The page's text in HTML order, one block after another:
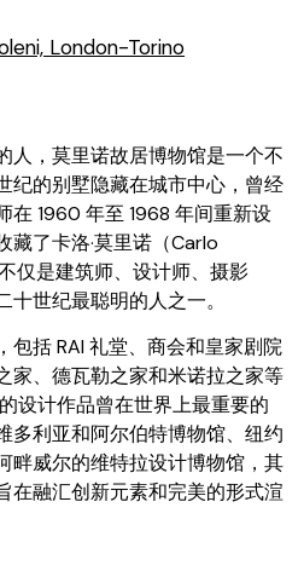
人，莫里诺故居博物馆是一个不
纪的别墅隐藏在城市中心，曾经
在 1960 年至 1968 年间重新设
藏了卡洛·莫里诺（Carlo
仅是建筑师、设计师、摄影
世纪最聪明的人之一。
包括 RAI 礼堂、商会和皇家剧院
家、德瓦勒之家和米诺拉之家等
设计作品曾在世界上最重要的
多利亚和阿尔伯特博物馆、纽约
畔威尔的维特拉设计博物馆，其
在融汇创新元素和完美的形式渲
London-Torino